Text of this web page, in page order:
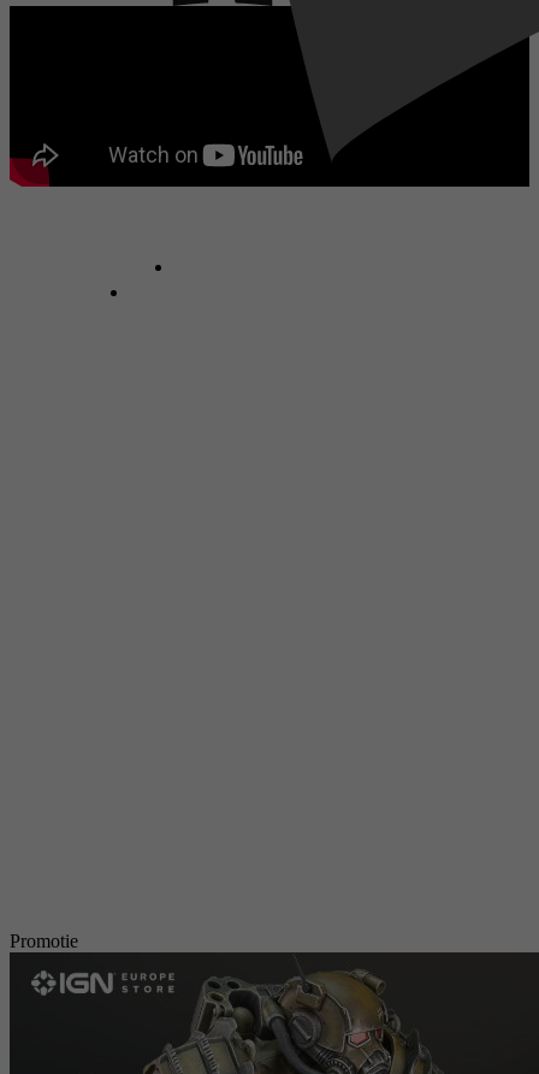
Promotie